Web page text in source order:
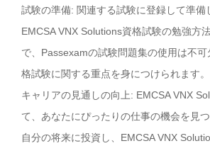
試験の準備: 関連する試験に登録して準
EMCSA VNX Solutions資格試験の勉強方
で、Passexamの試験問題集の使用は不
格試験に関する重点を身につけられます。
キャリアの見通しの向上: EMCSA VNX
て、あなたにぴったりの仕事の機会を見つ
自分の将来に投資し、EMCSA VNX